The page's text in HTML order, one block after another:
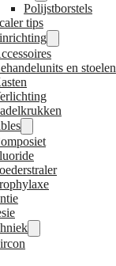
Polijstborstels
tips
en stoelen